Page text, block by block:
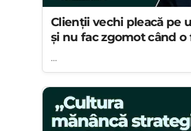
Clienții vechi pleacă pe
și nu fac zgomot când o
...